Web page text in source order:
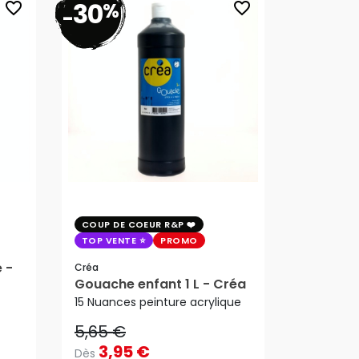
favorite_border
-
favorite_border
-30%
COUP DE COEUR R&P
TOP VENTE
PROMO
Créa
Gouache enfant 1 L - Créa
15 Nuances peinture acrylique
5,65 €
Dès 3,95 €
5,65 €
Dès3,95 €